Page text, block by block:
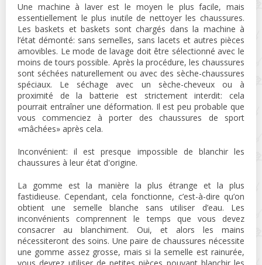
Une machine à laver est le moyen le plus facile, mais
essentiellement le plus inutile de nettoyer les chaussures.
Les baskets et baskets sont chargés dans la machine à
l’état démonté: sans semelles, sans lacets et autres pièces
amovibles. Le mode de lavage doit être sélectionné avec le
moins de tours possible. Après la procédure, les chaussures
sont séchées naturellement ou avec des sèche-chaussures
spéciaux. Le séchage avec un sèche-cheveux ou à
proximité de la batterie est strictement interdit: cela
pourrait entraîner une déformation. Il est peu probable que
vous commenciez à porter des chaussures de sport
«mâchées» après cela.
Inconvénient: il est presque impossible de blanchir les
chaussures à leur état d'origine.
La gomme est la manière la plus étrange et la plus
fastidieuse. Cependant, cela fonctionne, c’est-à-dire qu’on
obtient une semelle blanche sans utiliser d’eau. Les
inconvénients comprennent le temps que vous devez
consacrer au blanchiment. Oui, et alors les mains
nécessiteront des soins. Une paire de chaussures nécessite
une gomme assez grosse, mais si la semelle est rainurée,